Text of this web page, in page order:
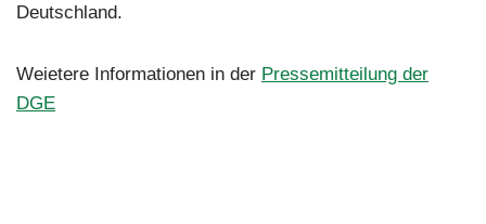
Deutschland.
Weietere Informationen in der Pressemitteilung der
DGE